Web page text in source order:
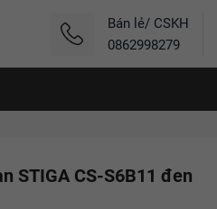
Bán lẻ/ CSKH
0862998279
STIGA CS-S6B11 đen